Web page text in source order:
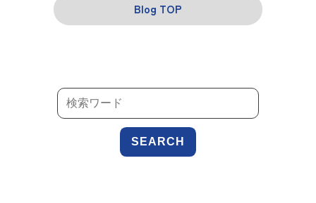
Blog TOP
SEARCH